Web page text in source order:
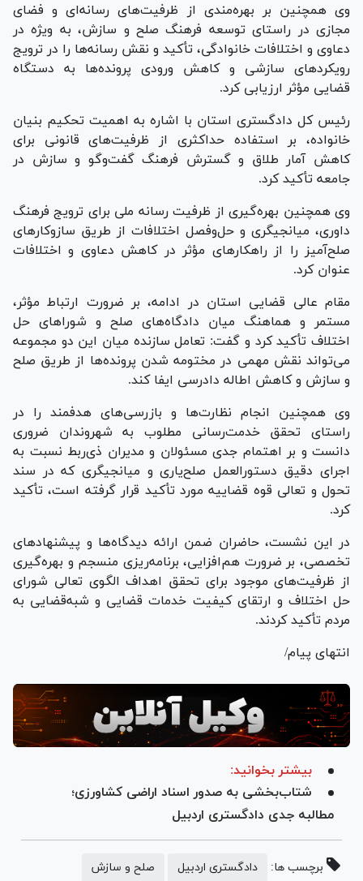
وی همچنین بر بهره‌مندی از ظرفیت‌های رسانه‌ای و فضای
مجازی در راستای توسعه فرهنگ صلح و سازش، به ویژه در
دعاوی و اختلافات خانوادگی، تأکید و نقش رسانه‌ها را در ترویج
رویکرد‌های سازشی و کاهش ورودی پرونده‌ها به دستگاه
قضایی مؤثر ارزیابی کرد.
رئیس کل دادگستری استان با اشاره به اهمیت تحکیم بنیان
خانواده، بر استفاده حداکثری از ظرفیت‌های قانونی برای
کاهش آمار طلاق و گسترش فرهنگ گفت‌و‌گو و سازش در
جامعه تأکید کرد.
وی همچنین بهره‌گیری از ظرفیت رسانه ملی برای ترویج فرهنگ
داوری، میانجیگری و حل‌وفصل اختلافات از طریق سازوکار‌های
صلح‌آمیز را از راهکار‌های مؤثر در کاهش دعاوی و اختلافات
عنوان کرد.
مقام عالی قضایی استان در ادامه، بر ضرورت ارتباط مؤثر،
مستمر و هماهنگ میان دادگاه‌های صلح و شورا‌های حل
اختلاف تأکید کرد و گفت: تعامل سازنده میان این دو مجموعه
می‌تواند نقش مهمی در مختومه شدن پرونده‌ها از طریق صلح
و سازش و کاهش اطاله دادرسی ایفا کند.
وی همچنین انجام نظارت‌ها و بازرسی‌های هدفمند را در
راستای تحقق خدمت‌رسانی مطلوب به شهروندان ضروری
دانست و بر اهتمام جدی مسئولان و مدیران ذی‌ربط نسبت به
اجرای دقیق دستورالعمل صلح‌یاری و میانجیگری که در سند
تحول و تعالی قوه قضاییه مورد تأکید قرار گرفته است، تأکید
کرد.
در این نشست، حاضران ضمن ارائه دیدگاه‌ها و پیشنهاد‌های
تخصصی، بر ضرورت هم‌افزایی، برنامه‌ریزی منسجم و بهره‌گیری
از ظرفیت‌های موجود برای تحقق اهداف الگوی تعالی شورای
حل اختلاف و ارتقای کیفیت خدمات قضایی و شبه‌قضایی به
مردم تأکید کردند.
انتهای پیام/
بیشتر بخوانید:
شتاب‌بخشی به صدور اسناد اراضی کشاورزی؛
مطالبه جدی دادگستری اردبیل
برچسب ها: دادگستری اردبیل صلح و سازش